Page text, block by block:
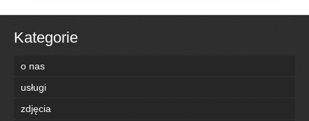
Kategorie
o nas
usługi
zdjęcia